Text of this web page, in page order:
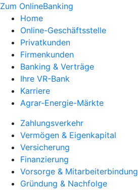
Zum OnlineBanking
Home
Online-Geschäftsstelle
Privatkunden
Firmenkunden
Banking & Verträge
Ihre VR-Bank
Karriere
Agrar-Energie-Märkte
Zahlungsverkehr
Vermögen & Eigenkapital
Versicherung
Finanzierung
Vorsorge & Mitarbeiterbindung
Gründung & Nachfolge